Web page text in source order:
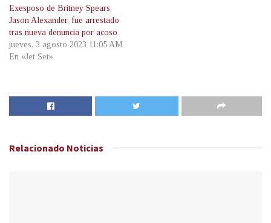
Exesposo de Britney Spears,
Jason Alexander, fue arrestado
tras nueva denuncia por acoso
jueves, 3 agosto 2023 11:05 AM
En «Jet Set»
Relacionado Noticias